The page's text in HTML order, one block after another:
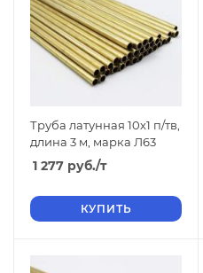
Труба латунная 10х1 п/тв,
длина 3 м, марка Л63
1 277 руб./т
КУПИТЬ